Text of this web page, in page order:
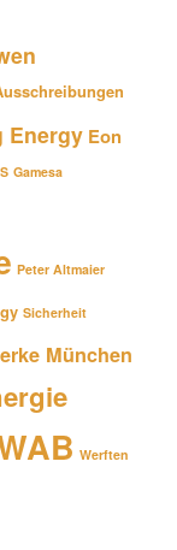
Energy Eon
Gamesa
Peter Altmaier
Sicherheit
München
Werften